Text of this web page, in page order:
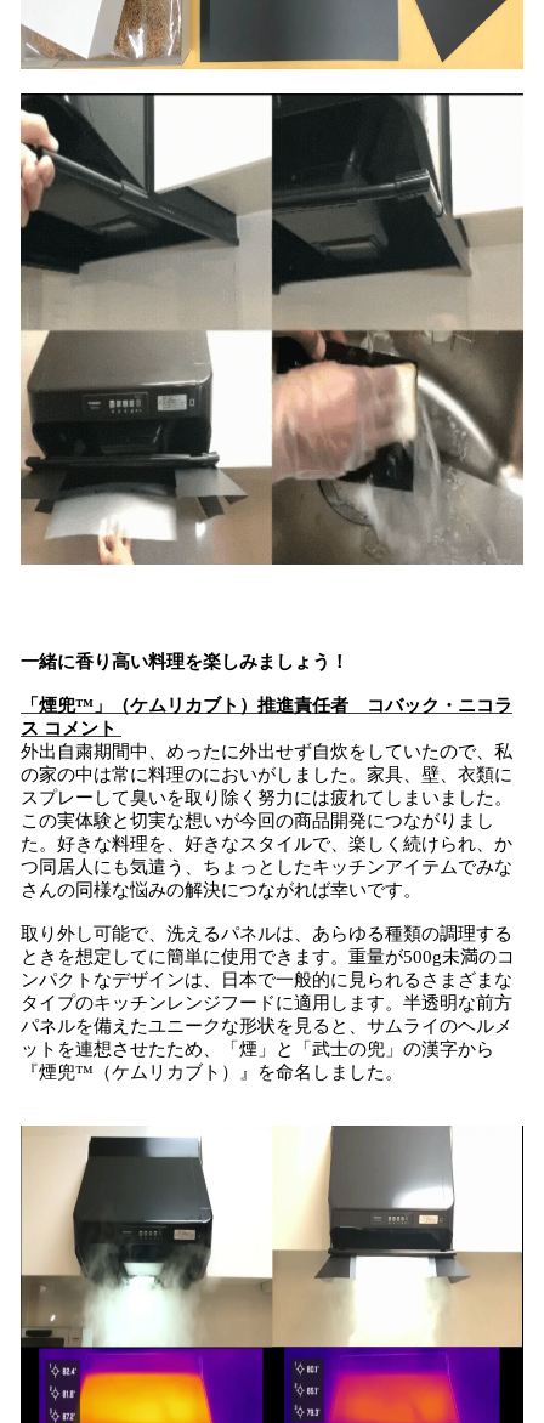
一緒に香り高い料理を楽しみましょう！
「煙兜™」（ケムリカブト）推進責任者 コバック・ニコラ
ス コメント
外出自粛期間中、めったに外出せず自炊をしていたので、私
の家の中は常に料理のにおいがしました。家具、壁、衣類に
スプレーして臭いを取り除く努力には疲れてしまいました。
この実体験と切実な想いが今回の商品開発につながりまし
た。好きな料理を、好きなスタイルで、楽しく続けられ、か
つ同居人にも気遣う、ちょっとしたキッチンアイテムでみな
さんの同様な悩みの解決につながれば幸いです。
取り外し可能で、洗えるパネルは、あらゆる種類の調理する
ときを想定してに簡単に使用できます。重量が500g未満のコ
ンパクトなデザインは、日本で一般的に見られるさまざまな
タイプのキッチンレンジフードに適用します。半透明な前方
パネルを備えたユニークな形状を見ると、サムライのヘルメ
ットを連想させたため、「煙」と「武士の兜」の漢字から
『煙兜™（ケムリカブト）』を命名しました。